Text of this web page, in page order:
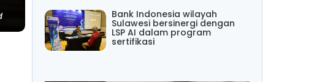
Bank Indonesia wilayah
Sulawesi bersinergi dengan
LSP AI dalam program
sertifikasi